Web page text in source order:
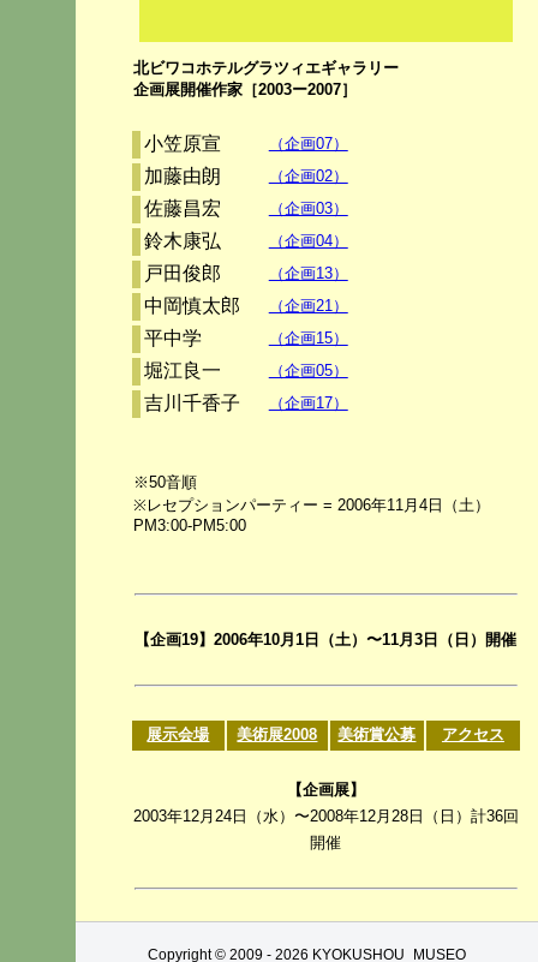
北ビワコホテルグラツィエギャラリー
企画展開催作家［2003ー2007］
小笠原宣 （企画07）
加藤由朗 （企画02）
佐藤昌宏 （企画03）
鈴木康弘 （企画04）
戸田俊郎 （企画13）
中岡慎太郎 （企画21）
平中学 （企画15）
堀江良一 （企画05）
吉川千香子 （企画17）
※50音順
※レセプションパーティー = 2006年11月4日（土）
PM3:00-PM5:00
【企画19】2006年10月1日（土）〜11月3日（日）開催
展示会場 美術展2008 美術賞公募 アクセス
【企画展】
2003年12月24日（水）〜2008年12月28日（日）計36回
開催
Copyright © 2009 - 2026 KYOKUSHOU_MUSEO